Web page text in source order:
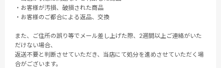
・お客様が汚損、破損された商品
・お客様のご都合による返品、交換
また、ご住所の誤り等でメール差し上げた際、2週間以上ご連絡がいた
だけない場合、
返送不要と判断させていただき、当店にて処分を進めさせていただく場
合がございます。